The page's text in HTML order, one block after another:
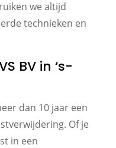
we altijd
technieken en
BV in ‘s-
dan 10 jaar een
Of je
in een